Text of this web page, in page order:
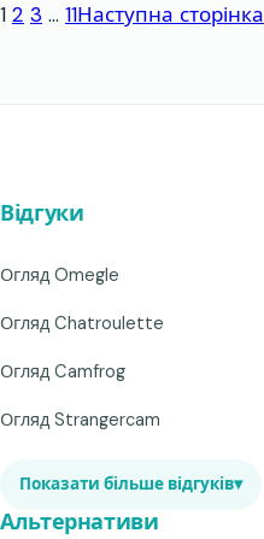
1 2 3 … 11Наступна сторінка
Відгуки
Огляд Omegle
Огляд Chatroulette
Огляд Camfrog
Огляд Strangercam
Показати більше відгуків▾
Альтернативи